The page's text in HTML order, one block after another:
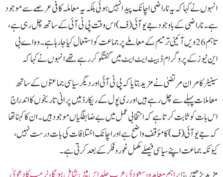
انہوں نے کہا کہ یہ ناراضی اچانک پیدا نہیں ہوئی بلکہ یہ معاملہ کافی عرصے سے موجود
ہے۔ ناراضی کے باوجود جے یو آئی (ف) اس وقت پی ٹی آئی کے ساتھ چل رہی ہے،
تاہم 26ویں آئینی ترمیم کے معاملے پر جماعت کو استعمال کیا جا رہا ہے۔وہ اے بی
این نیوز کے پروگرام ڈبیٹ ایٹ ایٹ میں گفتگو کر رہے تھےانہوں نے کہا کہ
سینیٹر کامران مرتضیٰ نے مزید بتایا کہ پی ٹی آئی اور دیگر سیاسی جماعتوں کے ساتھ
معاملات پہلے سے چل رہے ہیں اور ری پول کے ریکارڈ میں پرانی تاریخوں کا اندراج
اس بات کو ثابت کرتا ہے کہ انتخابی عمل میں بے ضابطگیاں موجود ہیں۔ ان کا کہنا تھا
کہ جے یو آئی (ف) کا مؤقف واضح ہے اور اچانک اختلافات کی بات درست نہیں،
کیونکہ جماعت اپنے سیاسی فیصلے مکمل غور و فکر کے بعد کرتی ہے۔